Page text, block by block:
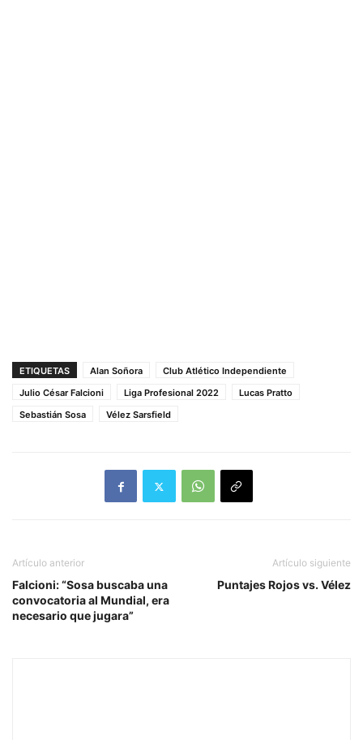
ETIQUETAS Alan Soñora
Club Atlético Independiente
Julio César Falcioni
Liga Profesional 2022
Lucas Pratto
Sebastián Sosa
Vélez Sarsfield
Artículo anterior
Falcioni: “Sosa buscaba una
convocatoria al Mundial, era
necesario que jugara”
Artículo siguiente
Puntajes Rojos vs. Vélez